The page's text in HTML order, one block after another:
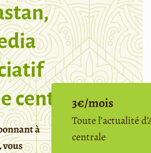
centrale
à
vous
3€/mois
Toute l’actualité
centrale